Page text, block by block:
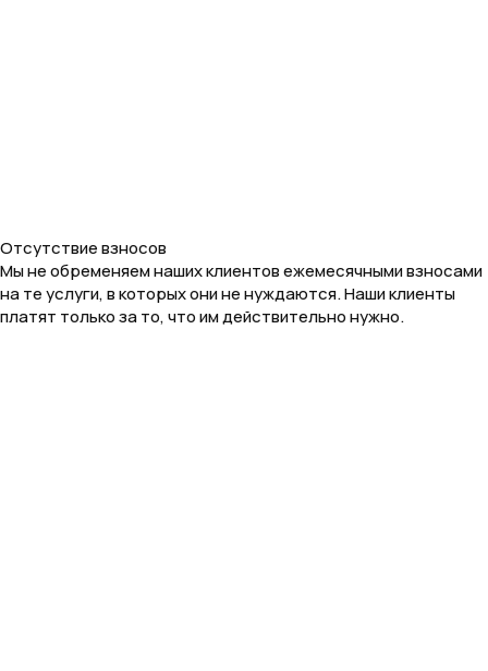
Отсутствие взносов
Мы не обременяем наших клиентов ежемесячными взносами
на те услуги, в которых они не нуждаются. Наши клиенты
платят только за то, что им действительно нужно.